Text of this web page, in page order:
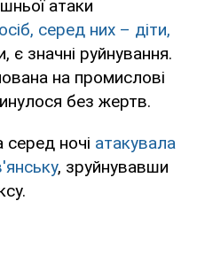
атаки
серед них – діти,
є значні руйнування.
на промислові
без жертв.
серед ночі атакувала
, зруйнувавши